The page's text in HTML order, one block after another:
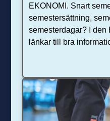
EKONOMI. Snart
semestersättning,
semesterdagar? I den
länkar till bra